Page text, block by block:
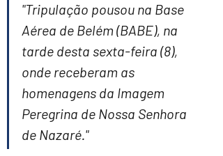
"Tripulação pousou na Base
Aérea de Belém (BABE), na
tarde desta sexta-feira (8),
onde receberam as
homenagens da Imagem
Peregrina de Nossa Senhora
de Nazaré."